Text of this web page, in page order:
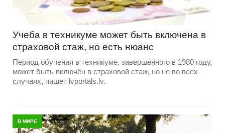
Учеба в техникуме может быть включена в
страховой стаж, но есть нюанс
Период обучения в техникуме, завершённого в 1980 году,
может быть включён в страховой стаж, но не во всех
случаях, пишет lvportals.lv.
В МИРЕ